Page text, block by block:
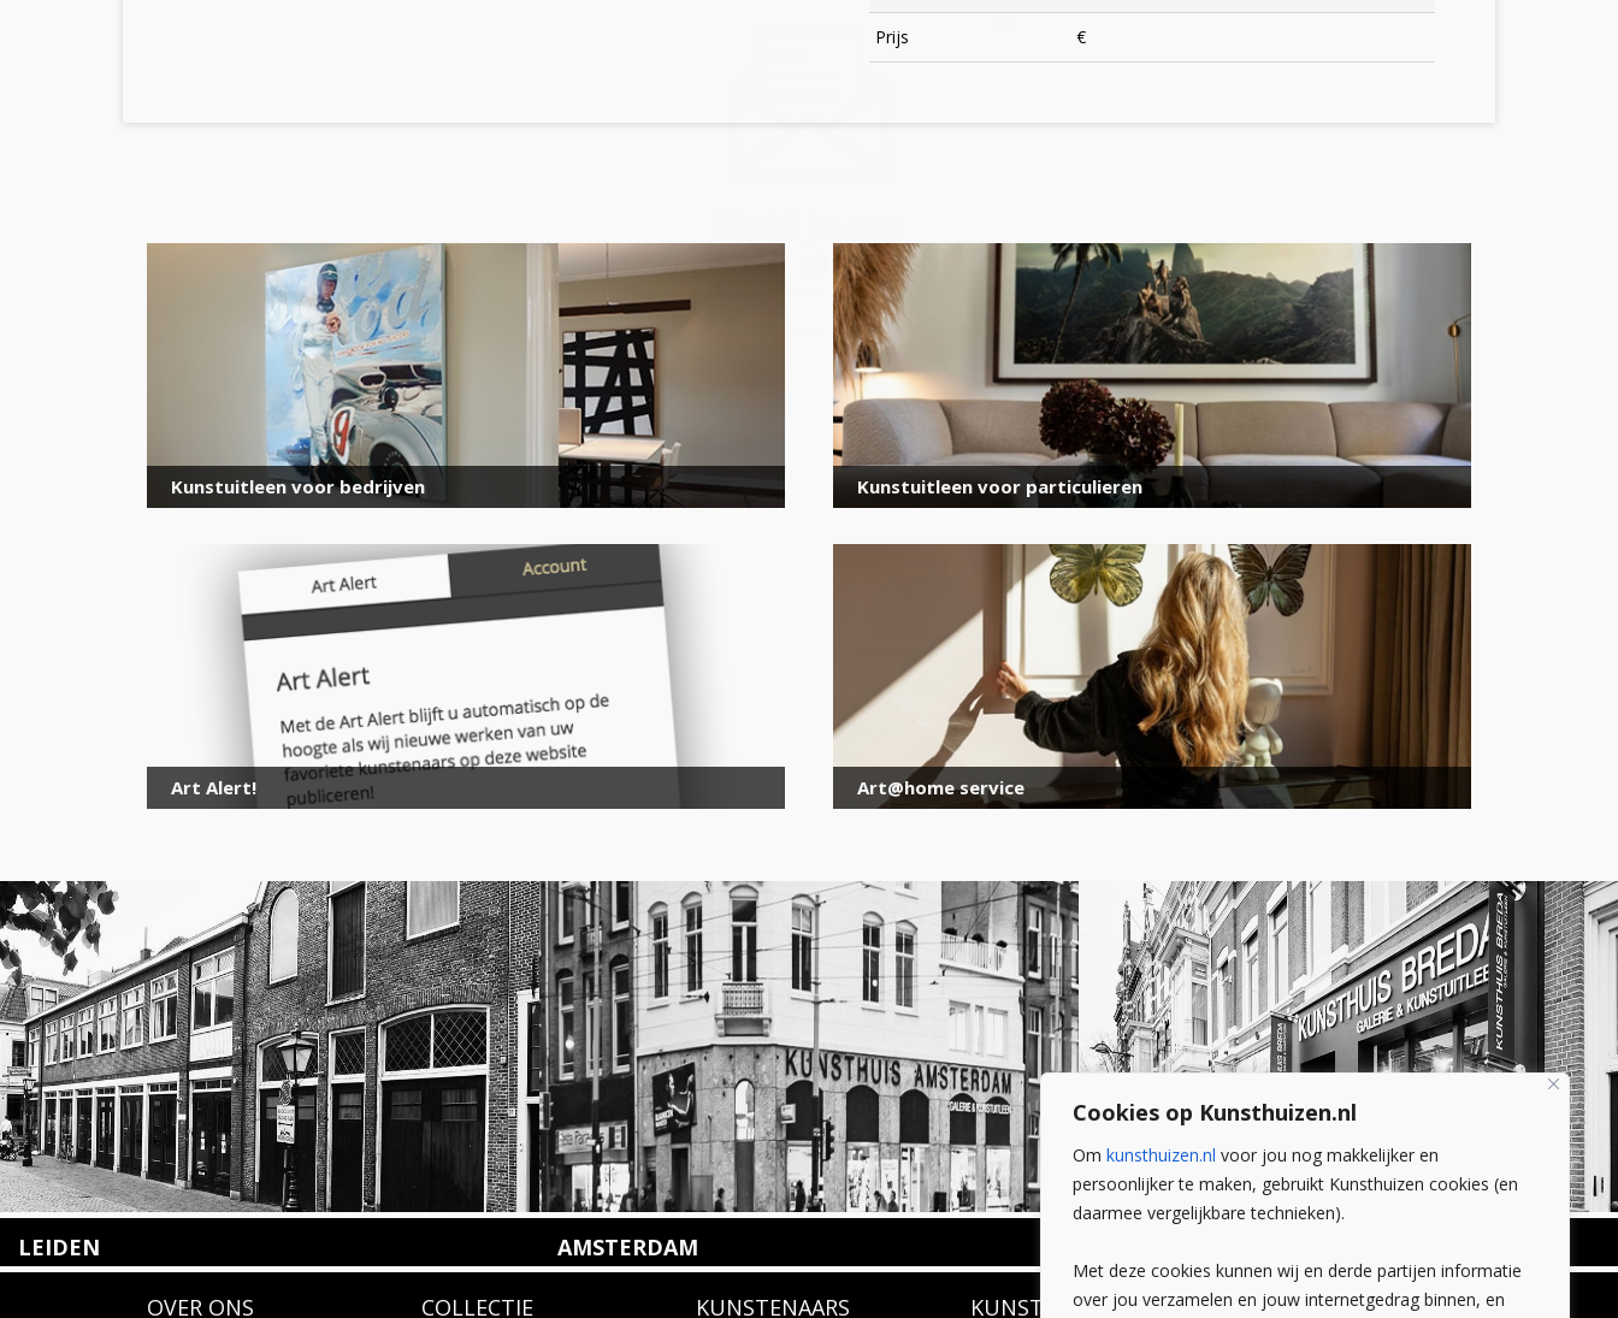
Cookies op Kunsthuizen.nl
Om kunsthuizen.nl voor jou nog makkelijker en
persoonlijker te maken, gebruikt Kunsthuizen cookies (en
daarmee vergelijkbare technieken).
Met deze cookies kunnen wij en derde partijen informatie
over jou verzamelen en jouw internetgedrag binnen, en
Prijs €
Kunstuitleen voor bedrijven Kunstuitleen voor particulieren
Art Alert! Art@home service
LEIDEN AMSTERDAM
1075 VX Amsterdam
Wilhelminastraat 11
4818 SB Breda
OVER ONS COLLECTIE KUNSTENAARS KUNSTUITLEEN CONTACT
voor onze nieuwsbrief
E-
mailadres
×